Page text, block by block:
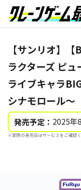
【サンリオ】
ラクターズ ピ
ライブキャラ
シナモロール～
発売予定： 2025年
※実際の発売日はサービスをご確認く